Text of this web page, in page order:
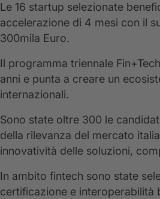
Le 16 startup selezionate
accelerazione di 4 mesi con il
300mila Euro.
Il programma triennale
anni e punta a creare un
internazionali.
Sono state oltre 300 le
della rilevanza del mercato
innovatività delle soluzioni,
In ambito fintech sono state
certificazione e interoperabilità